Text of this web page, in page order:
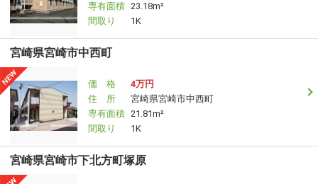
専有面積 23.18m²
間取り
1K
宮崎県宮崎市中西町
価 格
4万円
住 所
宮崎県宮崎市中西町
専有面積 21.81m²
間取り
1K
宮崎県宮崎市下北方町塚原